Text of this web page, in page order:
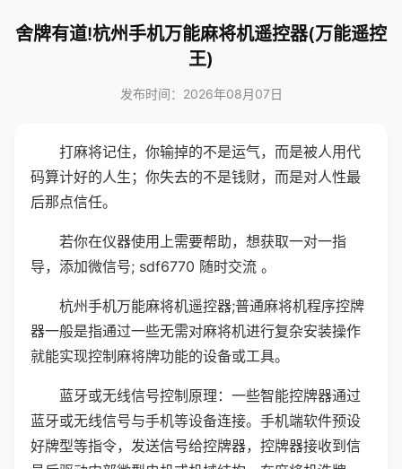
舍牌有道!杭州手机万能麻将机遥控器(万能遥控
王)
发布时间：2026年08月07日
打麻将记住，你输掉的不是运气，而是被人用代
码算计好的人生；你失去的不是钱财，而是对人性最
后那点信任。
若你在仪器使用上需要帮助，想获取一对一指
导，添加微信号; sdf6770 随时交流 。
杭州手机万能麻将机遥控器;普通麻将机程序控牌
器一般是指通过一些无需对麻将机进行复杂安装操作
就能实现控制麻将牌功能的设备或工具。
蓝牙或无线信号控制原理：一些智能控牌器通过
蓝牙或无线信号与手机等设备连接。手机端软件预设
好牌型等指令，发送信号给控牌器，控牌器接收到信